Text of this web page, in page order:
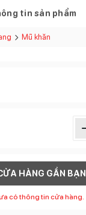
tin sản phẩm
Mũ khăn
HÀNG GẦN BẠN
có thông tin cửa hàng.